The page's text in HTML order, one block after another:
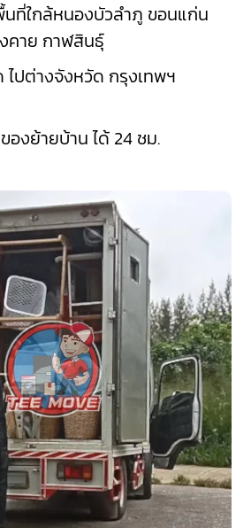
ที่ใกล้หนองบัวลำภู ขอนแก่น
คาย กาฬสินธุ์
ไปต่างจังหวัด กรุงเทพฯ
องย้ายบ้าน ได้ 24 ชม.